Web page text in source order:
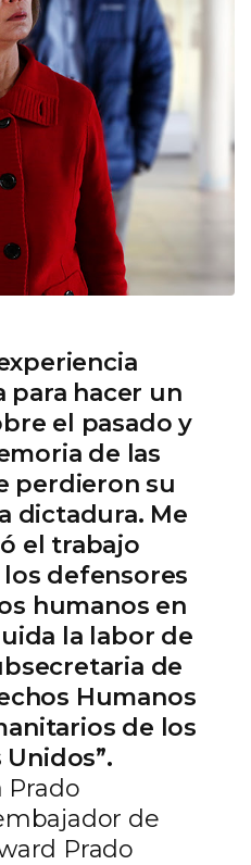
para hacer un
el pasado y
de las
perdieron su
dictadura. Me
el trabajo
defensores
humanos en
la labor de
de
Humanos
de los
Unidos”.
Prado
de
Prado